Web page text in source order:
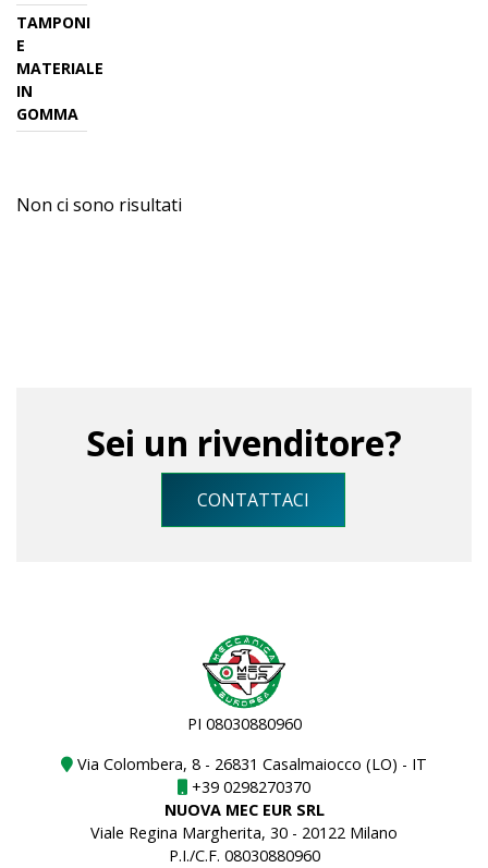
TAMPONI
E
MATERIALE
IN
GOMMA
Non ci sono risultati
Sei un rivenditore?
CONTATTACI
PI 08030880960
Via Colombera, 8 - 26831 Casalmaiocco (LO) - IT
+39 0298270370
NUOVA MEC EUR SRL
Viale Regina Margherita, 30 - 20122 Milano
P.I./C.F. 08030880960